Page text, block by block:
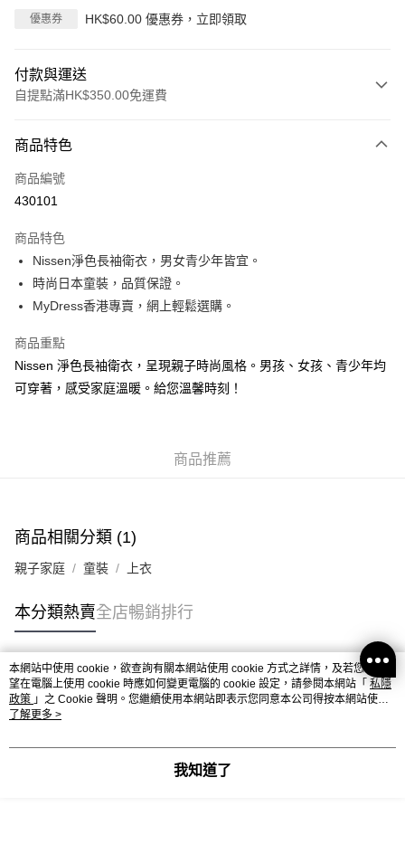
優惠券 HK$60.00 優惠券，立即領取
付款與運送
自提點滿HK$350.00免運費
信用卡
Apple Pay
PayMe
WeChat Pay
送貨方式
付款後順豐自助櫃
每筆HK$40.00，滿HK$350.00或以上免運費
付款後其他順豐合作點
每筆HK$40.00，滿HK$350.00或以上免運費
每筆HK$40.00，滿HK$350.00或以上免運費
其他國家/地區配送 (運費只供參考，下單後客服會再聯絡酌
收實際運費)
運費表
商品特色
商品編號
430101
商品特色
Nissen淨色長袖衛衣，男女青少年皆宜。
時尚日本童裝，品質保證。
MyDress香港專賣，網上輕鬆選購。
商品重點
Nissen 淨色長袖衛衣，呈現親子時尚風格。男孩、女孩、青少年均
可穿著，感受家庭溫暖。給您溫馨時刻！
商品推薦
商品相關分類 (1)
親子家庭 童裝 上衣
本分類熱賣全店暢銷排行
熱門標籤
熱銷排行
本網站中使用 cookie，欲查詢有關本網站使用 cookie 方式之詳情，及若您不希
望在電腦上使用 cookie 時應如何變更電腦的 cookie 設定，請參閱本網站「 私隱
政策 」之 Cookie 聲明。您繼續使用本網站即表示您同意本公司得按本網站使用
條款之 Cookie 聲明使用 cookie。
了解更多 >
我知道了